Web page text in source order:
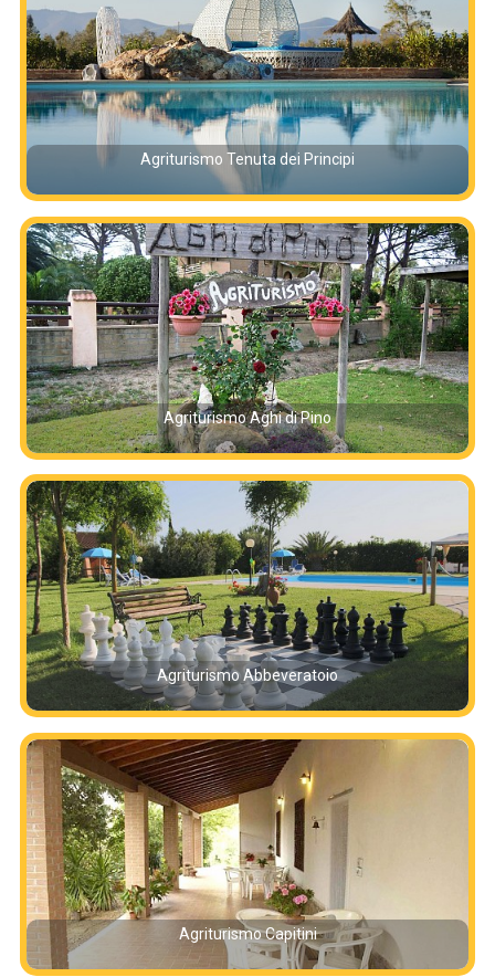
Agriturismo Tenuta dei Principi
Agriturismo Aghi di Pino
Agriturismo Abbeveratoio
Agriturismo Capitini